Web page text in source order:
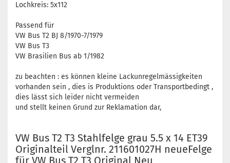
Lochkreis: 5x112
Passend für
VW Bus T2 BJ 8/1970-7/1979
VW Bus T3
VW Brasilien Bus ab 1/1982
zu beachten : es können kleine Lackunregelmässigkeiten
vorhanden sein , dies is Produktions oder Transportbedingt ,
dies lässt sich leider nicht vermeiden
und stellt keinen Grund zur Reklamation dar,
VW Bus T2 T3 Stahlfelge grau 5.5 x 14 ET39
Originalteil Verglnr. 211601027H neueFelge
für VW Bus T2 T3 Original Neu